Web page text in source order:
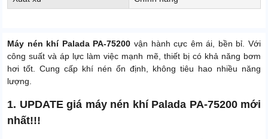
Máy nén khí Palada PA-75200 vận hành cực êm ái, bền bỉ. Với
công suất và áp lực làm việc mạnh mẽ, thiết bị có khả năng bơm
hơi tốt. Cung cấp khí nén ổn định, không tiêu hao nhiều năng
lượng.
1. UPDATE giá máy nén khí Palada PA-75200 mới
nhất!!!